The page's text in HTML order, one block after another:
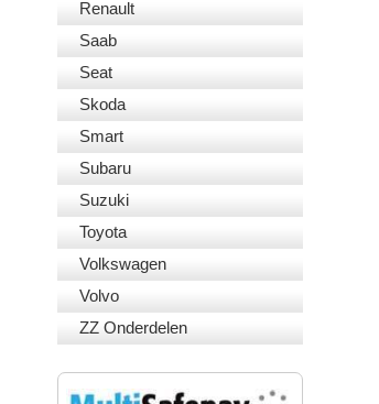
Renault
Saab
Seat
Skoda
Smart
Subaru
Suzuki
Toyota
Volkswagen
Volvo
ZZ Onderdelen